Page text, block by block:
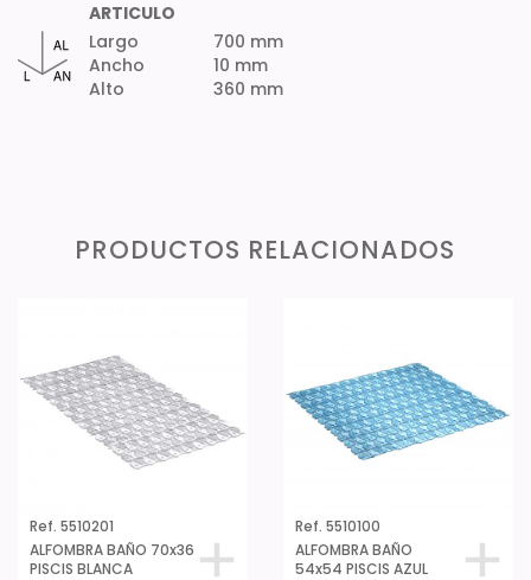
ARTICULO
Largo
Ancho
Alto
700 mm
10 mm
360 mm
PRODUCTOS RELACIONADOS
Ref. 5510201
ALFOMBRA BAÑO 70x36
PISCIS BLANCA
Ref. 5510100
ALFOMBRA BAÑO
54x54 PISCIS AZUL